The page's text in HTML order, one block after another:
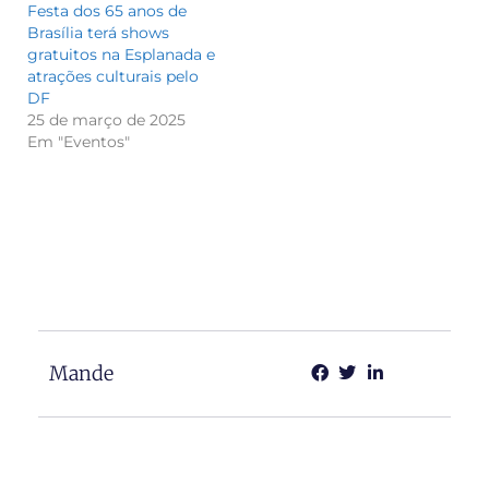
Festa dos 65 anos de
Brasília terá shows
gratuitos na Esplanada e
atrações culturais pelo
DF
25 de março de 2025
Em "Eventos"
Mande